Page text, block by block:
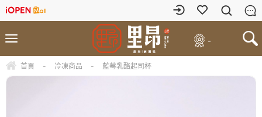
-
首頁 - 冷凍商品 - 藍莓乳酪起司杯